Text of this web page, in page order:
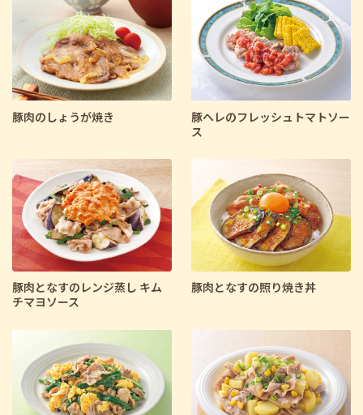
豚肉のしょうが焼き
豚ヘレのフレッシュトマトソー
ス
豚肉となすのレンジ蒸し キム
チマヨソース
豚肉となすの照り焼き丼